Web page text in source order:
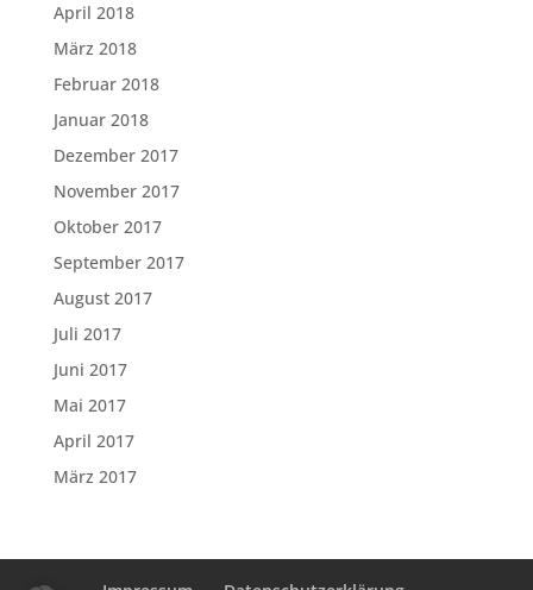
April 2018
März 2018
Februar 2018
Januar 2018
Dezember 2017
November 2017
Oktober 2017
September 2017
August 2017
Juli 2017
Juni 2017
Mai 2017
April 2017
März 2017